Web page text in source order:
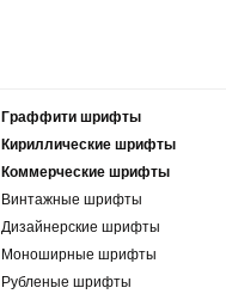
Граффити шрифты
Кириллические шрифты
Коммерческие шрифты
Винтажные шрифты
Дизайнерские шрифты
Моноширные шрифты
Рубленые шрифты